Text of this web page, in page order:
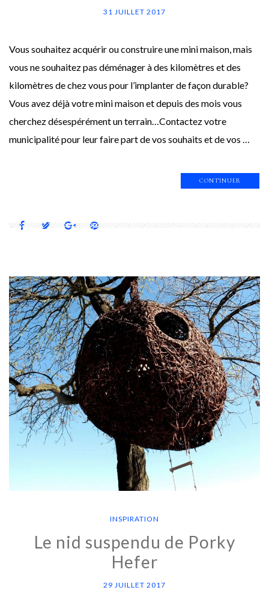
31 JUILLET 2017
Vous souhaitez acquérir ou construire une mini maison, mais
vous ne souhaitez pas déménager à des kilomètres et des
kilomètres de chez vous pour l’implanter de façon durable?
Vous avez déjà votre mini maison et depuis des mois vous
cherchez désespérément un terrain…Contactez votre
municipalité pour leur faire part de vos souhaits et de vos …
CONTINUER
INSPIRATION
Le nid suspendu de Porky
Hefer
29 JUILLET 2017